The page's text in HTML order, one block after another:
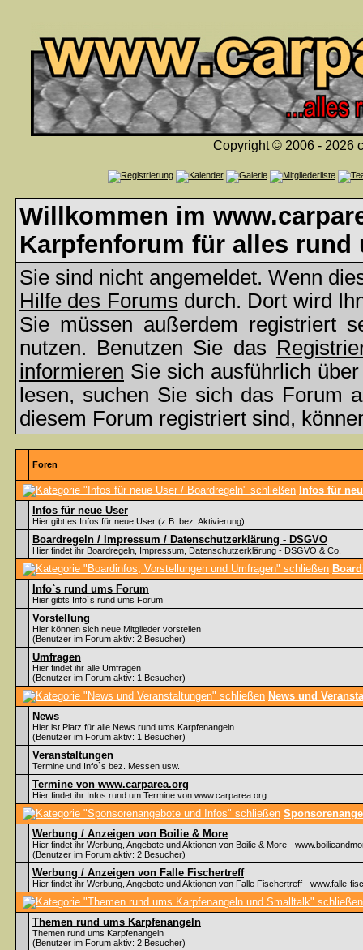
Copyright © 2006 - 2026
Willkommen im
Karpfenforum für alles rund
Sie sind nicht angemeldet. Wenn
Hilfe des Forums durch. Dort wird
Sie müssen außerdem registriert
nutzen. Benutzen Sie das
informieren Sie sich ausführlich
lesen, suchen Sie sich das Forum
diesem Forum registriert sind,
Foren
Infos für
Infos für neue User
Hier gibt es Infos für neue User (z.B. bez. Aktivierung)
Boardregeln / Impressum / Datenschutzerklärung - DSGVO
Hier findet ihr Boardregeln, Impressum, Datenschutzerklärung - DSGVO & Co.
Info`s rund ums Forum
Hier gibts Info`s rund ums Forum
Vorstellung
Hier können sich neue Mitglieder vorstellen
(Benutzer im Forum aktiv: 2 Besucher)
Umfragen
Hier findet ihr alle Umfragen
(Benutzer im Forum aktiv: 1 Besucher)
News und
News
Hier ist Platz für alle News rund ums Karpfenangeln
(Benutzer im Forum aktiv: 1 Besucher)
Veranstaltungen
Termine und Info`s bez. Messen usw.
Termine von www.carparea.org
Hier findet ihr Infos rund um Termine von www.carparea.org
Werbung / Anzeigen von Boilie & More
Hier findet ihr Werbung, Angebote und Aktionen von Boilie & More -
(Benutzer im Forum aktiv: 2 Besucher)
Werbung / Anzeigen von Falle Fischertreff
Hier findet ihr Werbung, Angebote und Aktionen von Falle Fischertreff - www.falle-
Themen rund ums Karpfenangeln
Themen rund ums Karpfenangeln
(Benutzer im Forum aktiv: 2 Besucher)